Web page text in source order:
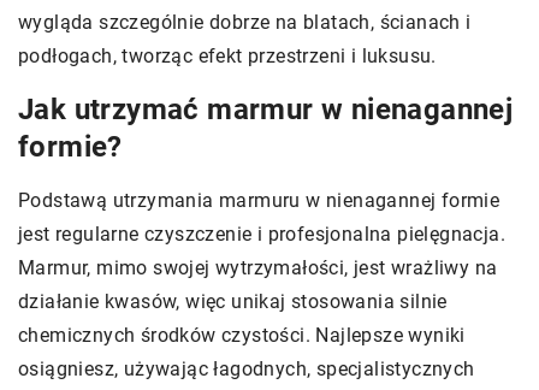
wygląda szczególnie dobrze na blatach, ścianach i
podłogach, tworząc efekt przestrzeni i luksusu.
Jak utrzymać marmur w nienagannej
formie?
Podstawą utrzymania marmuru w nienagannej formie
jest regularne czyszczenie i profesjonalna pielęgnacja.
Marmur, mimo swojej wytrzymałości, jest wrażliwy na
działanie kwasów, więc unikaj stosowania silnie
chemicznych środków czystości. Najlepsze wyniki
osiągniesz, używając łagodnych, specjalistycznych